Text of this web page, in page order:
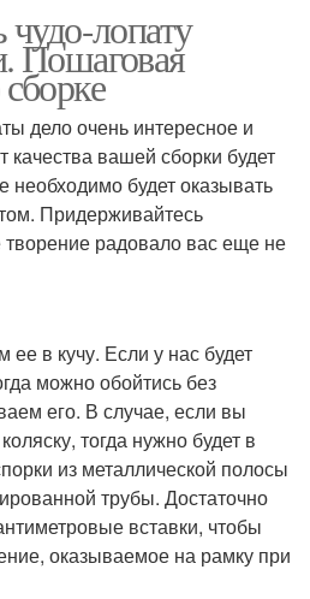
чудо-лопату
Пошаговая
дело очень интересное и
качества вашей сборки будет
необходимо будет оказывать
Придерживайтесь
радовало вас еще не
в кучу. Если у нас будет
можно обойтись без
его. В случае, если вы
тогда нужно будет в
из металлической полосы
трубы. Достаточно
вставки, чтобы
оказываемое на рамку при